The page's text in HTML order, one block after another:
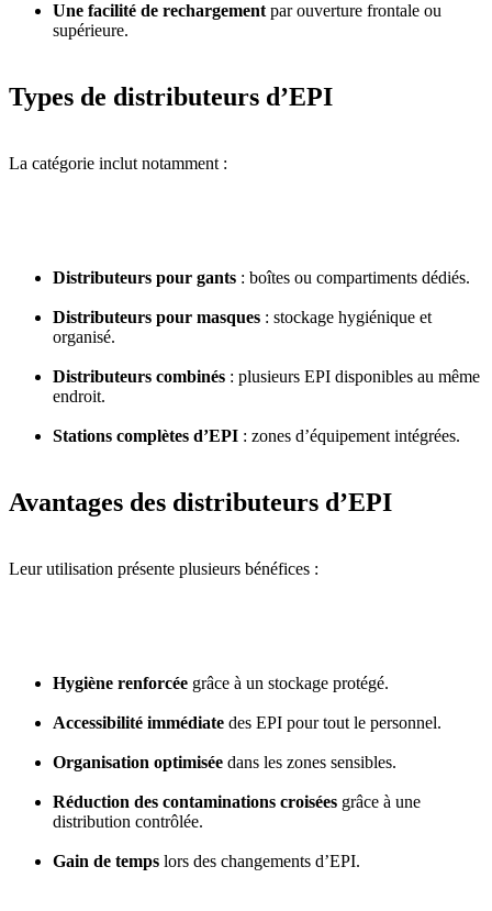
Une facilité de rechargement par ouverture frontale ou
supérieure.
Types de distributeurs d’EPI
La catégorie inclut notamment :
Distributeurs pour gants : boîtes ou compartiments dédiés.
Distributeurs pour masques : stockage hygiénique et
organisé.
Distributeurs combinés : plusieurs EPI disponibles au même
endroit.
Stations complètes d’EPI : zones d’équipement intégrées.
Avantages des distributeurs d’EPI
Leur utilisation présente plusieurs bénéfices :
Hygiène renforcée grâce à un stockage protégé.
Accessibilité immédiate des EPI pour tout le personnel.
Organisation optimisée dans les zones sensibles.
Réduction des contaminations croisées grâce à une
distribution contrôlée.
Gain de temps lors des changements d’EPI.